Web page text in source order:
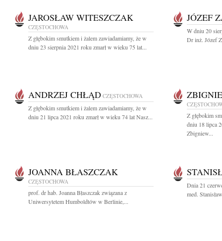
JAROSŁAW WITESZCZAK
CZĘSTOCHOWA
Z głębokim smutkiem i żalem zawiadamiamy, że w
dniu 23 sierpnia 2021 roku zmarł w wieku 75 lat...
JÓZEF
W dniu 20
Dr inż. Józef
ANDRZEJ CHŁĄD CZĘSTOCHOWA
Z głębokim smutkiem i żalem zawiadamiamy, że w
dniu 21 lipca 2021 roku zmarł w wieku 74 lat Nasz...
Z głębokim
dniu 18 lipca
Zbigniew...
JOANNA BŁASZCZAK
CZĘSTOCHOWA
prof. dr hab. Joanna Błaszczak związana z
Uniwersytetem Humboldtów w Berlinie,...
Dnia 21
med.